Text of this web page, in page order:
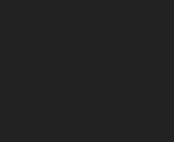
запуск
(пуско-наладочные